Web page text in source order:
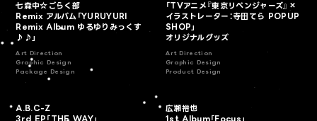
七森中☆ごらく部
Remix アルバム「YURUYURI
Remix Album ゆるゆりみっくす
♪♪」
Art Direction
Graphic Design
Package Design
「TVアニメ『東京リベンジャーズ』×
イラストレーター：寺田てら POPUP
SHOP」
オリジナルグッズ
Art Direction
Graphic Design
Product Design
A.B.C-Z
3rd EP「THE WAY」
広瀬裕也
1st Album「Focus」